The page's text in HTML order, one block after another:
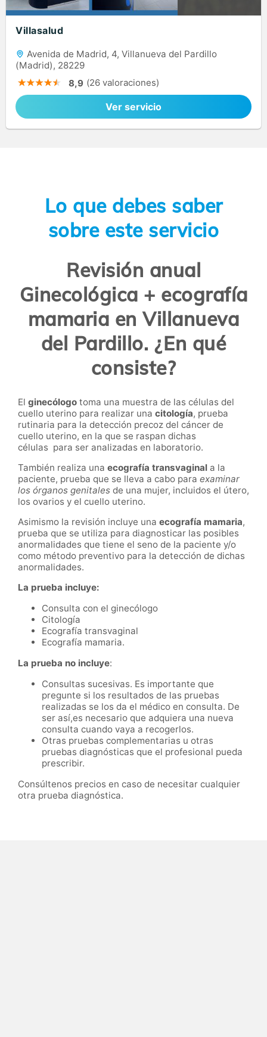
Villasalud
Avenida de Madrid, 4, Villanueva del Pardillo
(Madrid), 28229
8,9 (26 valoraciones)
Ver servicio
Lo que debes saber
sobre este servicio
Revisión anual
Ginecológica + ecografía
mamaria en Villanueva
del Pardillo. ¿En qué
consiste?
El ginecólogo toma una muestra de las células del
cuello uterino para realizar una citología, prueba
rutinaria para la detección precoz del cáncer de
cuello uterino, en la que se raspan dichas
células para ser analizadas en laboratorio.
También realiza una ecografía transvaginal a la
paciente, prueba que se lleva a cabo para examinar
los órganos genitales de una mujer, incluidos el útero,
los ovarios y el cuello uterino.
Asimismo la revisión incluye una ecografía mamaria,
prueba que se utiliza para diagnosticar las posibles
anormalidades que tiene el seno de la paciente y/o
como método preventivo para la detección de dichas
anormalidades.
La prueba incluye:
Consulta con el ginecólogo
Citología
Ecografía transvaginal
Ecografía mamaria.
La prueba no incluye:
Consultas sucesivas. Es importante que
pregunte si los resultados de las pruebas
realizadas se los da el médico en consulta. De
ser así,es necesario que adquiera una nueva
consulta cuando vaya a recogerlos.
Otras pruebas complementarias u otras
pruebas diagnósticas que el profesional pueda
prescribir.
Consúltenos precios en caso de necesitar cualquier
otra prueba diagnóstica.